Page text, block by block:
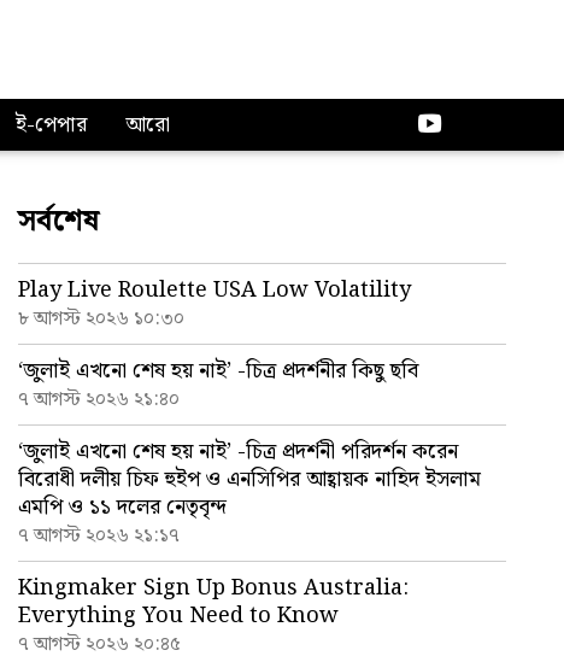
ই-পেপার আরো
সর্বশেষ
Play Live Roulette USA Low Volatility
৮ আগস্ট ২০২৬ ১০:৩০
‘জুলাই এখনো শেষ হয় নাই’ -চিত্র প্রদর্শনীর কিছু ছবি
৭ আগস্ট ২০২৬ ২১:৪০
‘জুলাই এখনো শেষ হয় নাই’ -চিত্র প্রদর্শনী পরিদর্শন করেন
বিরোধী দলীয় চিফ হুইপ ও এনসিপির আহ্বায়ক নাহিদ ইসলাম
এমপি ও ১১ দলের নেতৃবৃন্দ
৭ আগস্ট ২০২৬ ২১:১৭
Kingmaker Sign Up Bonus Australia:
Everything You Need to Know
৭ আগস্ট ২০২৬ ২০:৪৫